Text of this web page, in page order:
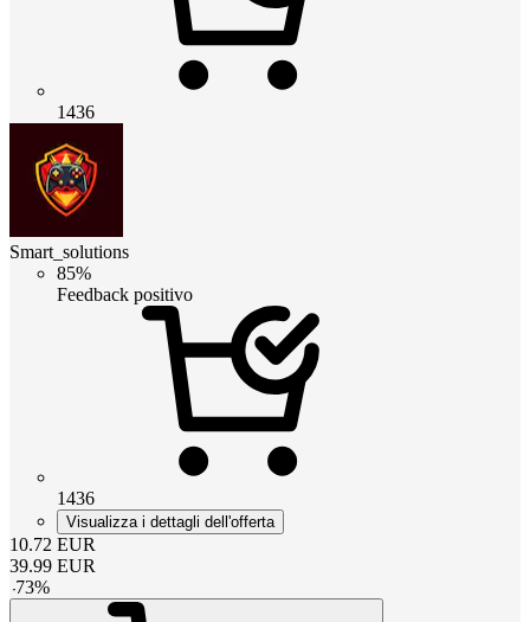
1436
Smart_solutions
85%
Feedback positivo
1436
Visualizza i dettagli dell'offerta
10.72 EUR
39.99 EUR
-73%